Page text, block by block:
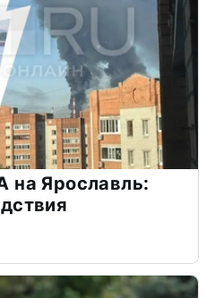
на Ярославль: